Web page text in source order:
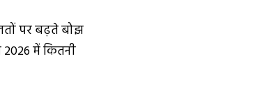
पर बढ़ते बोझ
में कितनी